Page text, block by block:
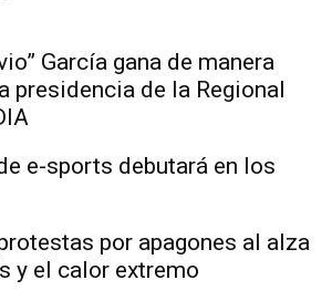
García gana de manera
presidencia de la Regional
e-sports debutará en los
por apagones al alza
y el calor extremo